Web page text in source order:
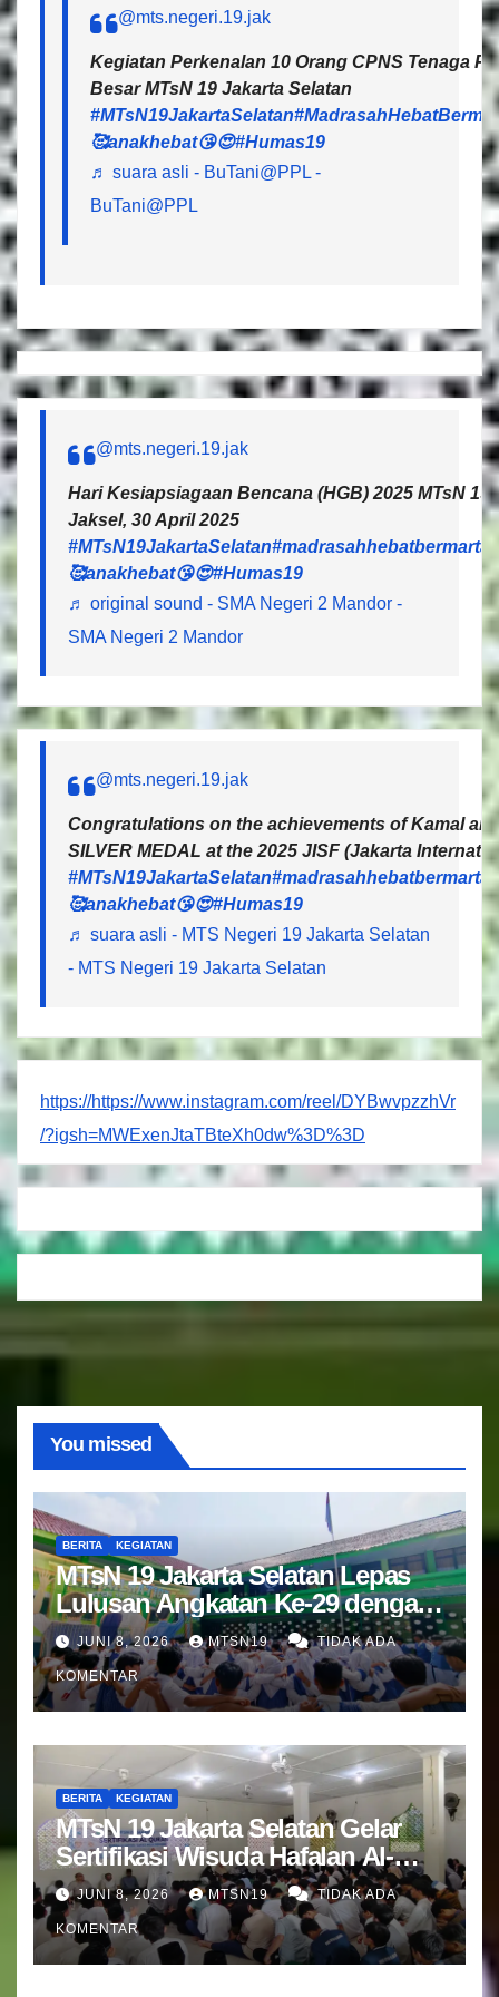
@mts.negeri.19.jak
Kegiatan Perkenalan 10 Orang CPNS Tenaga
Besar MTsN 19 Jakarta Selatan
#MTsN19JakartaSelatan
🥰anakhebat😘😍#Humas19
♬ suara asli - BuTani@PPL -
BuTani@PPL
@mts.negeri.19.jak
Hari Kesiapsiagaan Bencana (HGB) 2025 MTsN
Jaksel, 30 April 2025
#MTsN19JakartaSelatan
🥰anakhebat😘😍#Humas19
♬ original sound - SMA Negeri 2 Mandor -
SMA Negeri 2 Mandor
@mts.negeri.19.jak
Congratulations on the achievements of Kamal
SILVER MEDAL at the 2025 JISF (Jakarta
#MTsN19JakartaSelatan
🥰anakhebat😘😍#Humas19
♬ suara asli - MTS Negeri 19 Jakarta Selatan
- MTS Negeri 19 Jakarta Selatan
https://https://www.instagram.com/reel/DYBwvpzzhVr
/?igsh=MWExenJtaTBteXh0dw%3D%3D
You missed
BERITA KEGIATAN
MTsN 19 Jakarta Selatan Lepas
Lulusan Angkatan Ke-29 dengan
Doa dan Harapan Terbaik
JUNI 8, 2026 MTSN19 TIDAK ADA
KOMENTAR
BERITA KEGIATAN
MTsN 19 Jakarta Selatan Gelar
Sertifikasi Wisuda Hafalan Al-
Qur’an
JUNI 8, 2026 MTSN19 TIDAK ADA
KOMENTAR